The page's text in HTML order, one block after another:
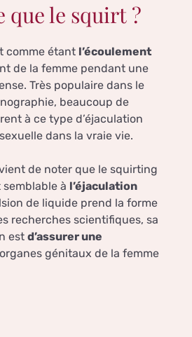
que le squirt ?
comme étant l’écoulement
de la femme pendant une
Très populaire dans le
beaucoup de
à ce type d’éjaculation
dans la vraie vie.
de noter que le squirting
semblable à l’éjaculation
de liquide prend la forme
recherches scientifiques, sa
est d’assurer une
génitaux de la femme